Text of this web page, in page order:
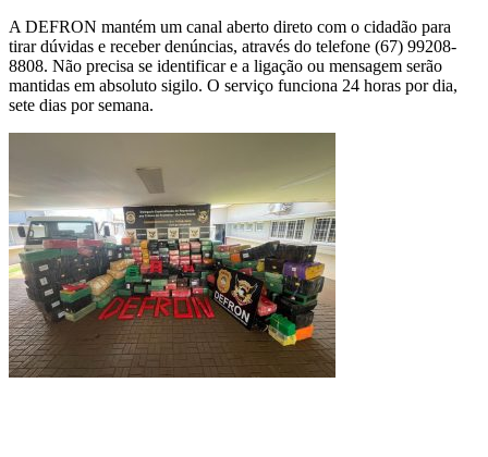
A DEFRON mantém um canal aberto direto com o cidadão para
tirar dúvidas e receber denúncias, através do telefone (67) 99208-
8808. Não precisa se identificar e a ligação ou mensagem serão
mantidas em absoluto sigilo. O serviço funciona 24 horas por dia,
sete dias por semana.